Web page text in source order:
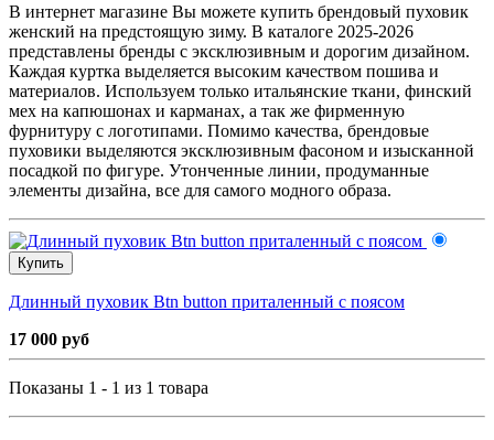
В интернет магазине Вы можете купить брендовый пуховик
женский на предстоящую зиму. В каталоге 2025-2026
представлены бренды с эксклюзивным и дорогим дизайном.
Каждая куртка выделяется высоким качеством пошива и
материалов. Используем только итальянские ткани, финский
мех на капюшонах и карманах, а так же фирменную
фурнитуру с логотипами. Помимо качества, брендовые
пуховики выделяются эксклюзивным фасоном и изысканной
посадкой по фигуре. Утонченные линии, продуманные
элементы дизайна, все для самого модного образа.
Купить
Длинный пуховик Btn button приталенный с поясом
17 000 руб
Показаны 1 - 1 из 1 товара